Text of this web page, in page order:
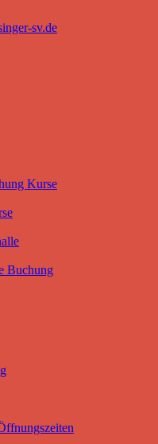
sv.de
Kurse
Buchung